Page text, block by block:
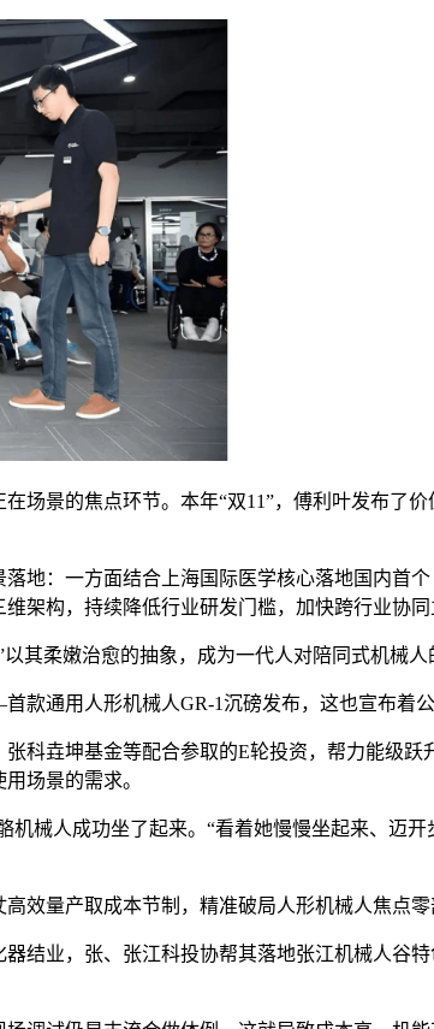
景的焦点环节。本年“双11”，傅利叶发布了价
：一方面结合上海国际医学核心落地国内首个
架构，持续降低行业研发门槛，加快跨行业协同
柔嫩治愈的抽象，成为一代人对陪同式机械人
用人形机械人GR-1沉磅发布，这也宣布着公
垚坤基金等配合参取的E轮投资，帮力能级跃
场景的需求。
械人成功坐了起来。“看着她慢慢坐起来、迈
量产取成本节制，精准破局人形机械人焦点零
业，张、张江科投协帮其落地张江机械人谷